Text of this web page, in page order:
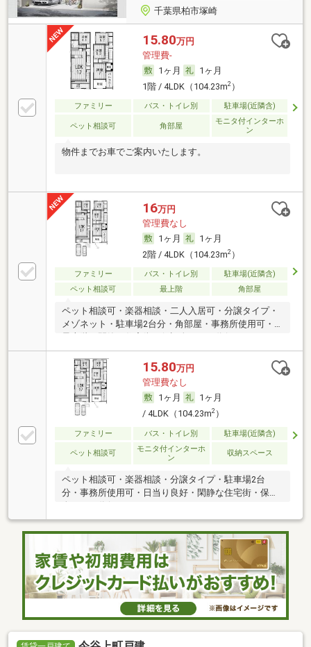
千葉県柏市塚崎
15.80万円
管理費-
1ヶ月
1ヶ月
1階 / 4LDK（104.23m2）
ファミリー バス・トイレ別 駐車場(近隣含)
ペット相談可 角部屋
モニタ付インターホ
ン
物件までお車でご案内いたします。
16万円
管理費なし
1ヶ月
1ヶ月
2階 / 4LDK（104.23m2）
ファミリー バス・トイレ別
駐車場(近隣含)
ペット相談可
最上階 角部屋
ペット相談可・楽器相談・二人入居可・分譲タイプ・
メゾネット・駐車場2台分・角部屋・事務所使用可・
15.80万円
管理費なし
1ヶ月
1ヶ月
/ 4LDK（104.23m2）
ファミリー バス・トイレ別 駐車場(近隣含)
ペット相談可
モニタ付インターホ
ン
収納スペース
ペット相談可・楽器相談・分譲タイプ・駐車場2台
分・事務所使用可・日当り良好・閑静な住宅街・保証
人不要／代行